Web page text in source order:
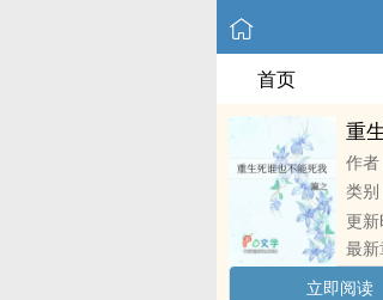
首页
重
作者
类别
更新
最新
立即阅读